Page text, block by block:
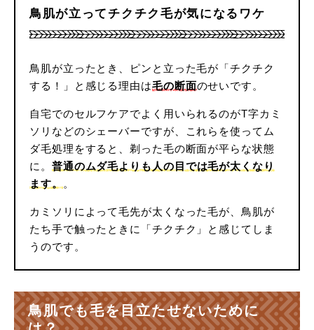
鳥肌が立ってチクチク毛が気になるワケ
鳥肌が立ったとき、ピンと立った毛が「チクチク
する！」と感じる理由は毛の断面のせいです。
自宅でのセルフケアでよく用いられるのがT字カミ
ソリなどのシェーバーですが、これらを使ってム
ダ毛処理をすると、剃った毛の断面が平らな状態
に。 普通のムダ毛よりも人の目では毛が太くなり
ます。。
カミソリによって毛先が太くなった毛が、鳥肌が
たち手で触ったときに「チクチク」と感じてしま
うのです。
鳥肌でも毛を目立たせないために